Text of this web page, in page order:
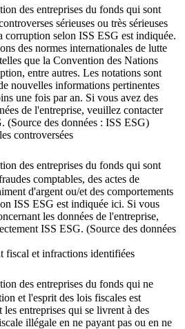
des entreprises du fonds qui sont
sérieuses ou très sérieuses
corruption selon ISS ESG est indiquée.
des normes internationales de lutte
que la Convention des Nations
entre autres. Les notations sont
nouvelles informations pertinentes
une fois par an. Si vous avez des
de l'entreprise, veuillez contacter
(Source des données : ISS ESG)
controversées
des entreprises du fonds qui sont
comptables, des actes de
d'argent ou/et des comportements
ISS ESG est indiquée ici. Si vous
les données de l'entreprise,
ISS ESG. (Source des données
fiscal et infractions identifiées
des entreprises du fonds qui ne
et l'esprit des lois fiscales est
les entreprises qui se livrent à des
illégale en ne payant pas ou en ne